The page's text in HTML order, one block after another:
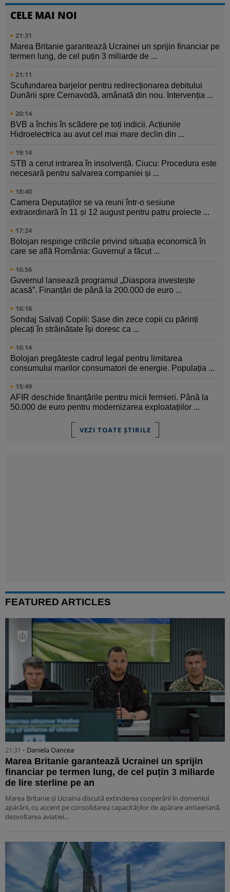
CELE MAI NOI
21:31
Marea Britanie garantează Ucrainei un sprijin financiar pe
termen lung, de cel puțin 3 miliarde de ...
21:11
Scufundarea barjelor pentru redirecționarea debitului
Dunării spre Cernavodă, amânată din nou. Intervenția ...
20:14
BVB a închis în scădere pe toți indicii. Acțiunile
Hidroelectrica au avut cel mai mare declin din ...
19:14
STB a cerut intrarea în insolvență. Ciucu: Procedura este
necesară pentru salvarea companiei și ...
18:40
Camera Deputaților se va reuni într-o sesiune
extraordinară în 11 și 12 august pentru patru proiecte ...
17:24
Bolojan respinge criticile privind situația economică în
care se află România: Guvernul a făcut ...
16:56
Guvernul lansează programul „Diaspora investește
acasă”. Finanțări de până la 200.000 de euro ...
16:16
Sondaj Salvați Copiii: Șase din zece copii cu părinți
plecați în străinătate își doresc ca ...
16:14
Bolojan pregătește cadrul legal pentru limitarea
consumului marilor consumatori de energie. Populația ...
15:49
AFIR deschide finanțările pentru micii fermieri. Până la
50.000 de euro pentru modernizarea exploatațiilor ...
VEZI TOATE ȘTIRILE
FEATURED ARTICLES
21:31 • Daniela Oancea
Marea Britanie garantează Ucrainei un sprijin
financiar pe termen lung, de cel puțin 3 miliarde
de lire sterline pe an
Marea Britanie și Ucraina discută extinderea cooperării în domeniul
apărării, cu accent pe consolidarea capacităților de apărare antiaeriană,
dezvoltarea aviației…